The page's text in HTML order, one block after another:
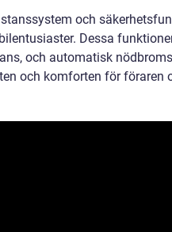
och
Dessa
och automatisk
och komforten för föraren